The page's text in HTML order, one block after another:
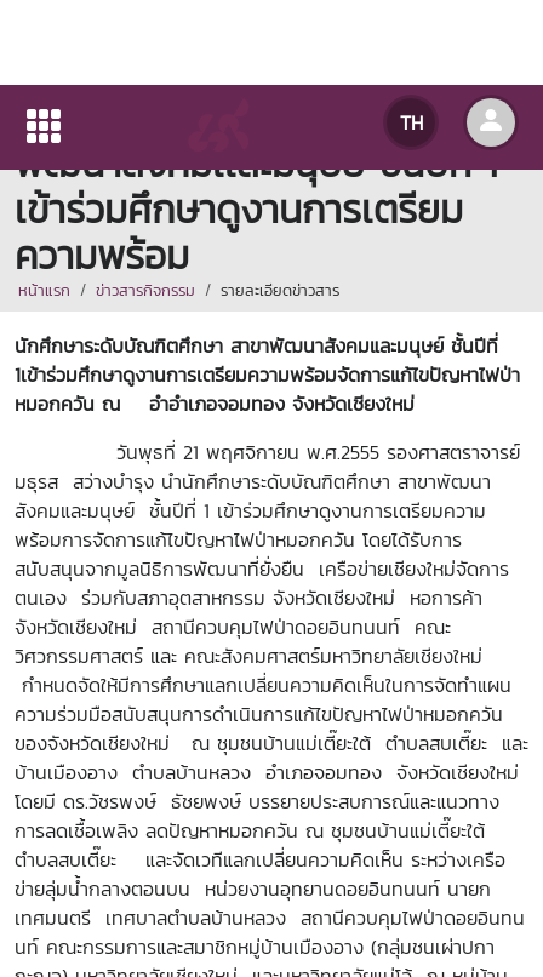
TH
นักศึกษาระดับบัณฑิตศึกษาสาขา
พัฒนาสังคมเเละมนุษย์ ชั้นปีที่ 1
เข้าร่วมศึกษาดูงานการเตรียม
ความพร้อม
หน้าแรก ข่าวสารกิจกรรม รายละเอียดข่าวสาร
นักศึกษาระดับบัณฑิตศึกษา สาขาพัฒนาสังคมและมนุษย์ ชั้นปีที่
1เข้าร่วมศึกษาดูงานการเตรียมความพร้อมจัดการแก้ไขปัญหาไฟป่า
หมอกควัน ณ อำอำเภอจอมทอง จังหวัดเชียงใหม่
วันพุธที่ 21 พฤศจิกายน พ.ศ.2555 รองศาสตราจารย์
มธุรส สว่างบำรุง นำนักศึกษาระดับบัณฑิตศึกษา สาขาพัฒนา
สังคมและมนุษย์ ชั้นปีที่ 1 เข้าร่วมศึกษาดูงานการเตรียมความ
พร้อมการจัดการแก้ไขปัญหาไฟป่าหมอกควัน โดยได้รับการ
สนับสนุนจากมูลนิธิการพัฒนาที่ยั่งยืน เครือข่ายเชียงใหม่จัดการ
ตนเอง ร่วมกับสภาอุตสาหกรรม จังหวัดเชียงใหม่ หอการค้า
จังหวัดเชียงใหม่ สถานีควบคุมไฟป่าดอยอินทนนท์ คณะ
วิศวกรรมศาสตร์ และ คณะสังคมศาสตร์มหาวิทยาลัยเชียงใหม่
กำหนดจัดให้มีการศึกษาแลกเปลี่ยนความคิดเห็นในการจัดทำแผน
ความร่วมมือสนับสนุนการดำเนินการแก้ไขปัญหาไฟป่าหมอกควัน
ของจังหวัดเชียงใหม่ ณ ชุมชนบ้านแม่เตี๊ยะใต้ ตำบลสบเตี๊ยะ และ
บ้านเมืองอาง ตำบลบ้านหลวง อำเภอจอมทอง จังหวัดเชียงใหม่
โดยมี ดร.วัชรพงษ์ ธัชยพงษ์ บรรยายประสบการณ์และแนวทาง
การลดเชื้อเพลิง ลดปัญหาหมอกควัน ณ ชุมชนบ้านแม่เตี๊ยะใต้
ตำบลสบเตี๊ยะ และจัดเวทีแลกเปลี่ยนความคิดเห็น ระหว่างเครือ
ข่ายลุ่มน้ำกลางตอนบน หน่วยงานอุทยานดอยอินทนนท์ นายก
เทศมนตรี เทศบาลตำบลบ้านหลวง สถานีควบคุมไฟป่าดอยอินทน
นท์ คณะกรรมการและสมาชิกหมู่บ้านเมืองอาง (กลุ่มชนเผ่าปกา